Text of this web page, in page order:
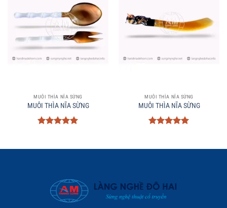
MUÔI THÌA NĨA SỪNG
MUÔI THÌA NĨA SỪNG
sao
MUÔI THÌA NĨA SỪNG
MUÔI THÌA NĨA SỪNG
sao